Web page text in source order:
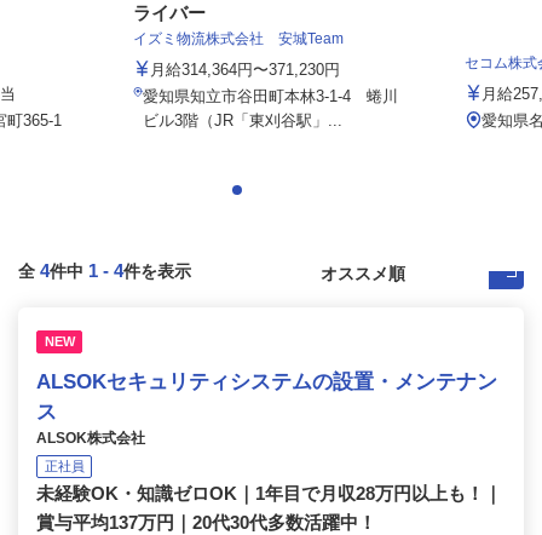
町365-1
ライバー
イズミ物流株式会社 安城Team
月給314,364円〜371,230円
愛知県知立市谷田町本林3-1-4 蜷川
ビル3階（JR「東刈谷駅」...
セコム株式
月給
愛知県
全 4件中 1 - 4件を表示
NEW
ALSOKセキュリティシステムの設置・メンテナン
ス
ALSOK株式会社
正社員
未経験OK・知識ゼロOK｜1年目で月収28万円以上も！｜
賞与平均137万円｜20代30代多数活躍中！